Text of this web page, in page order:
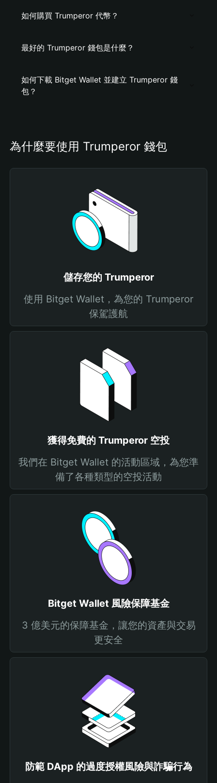
如何購買 Trumperor 代幣？
最好的 Trumperor 錢包是什麼？
如何下載 Bitget Wallet 並建立 Trumperor 錢
包？
為什麼要使用 Trumperor 錢包
儲存您的 Trumperor
使用 Bitget Wallet，為您的 Trumperor
保駕護航
獲得免費的 Trumperor 空投
我們在 Bitget Wallet 的活動區域，為您準
備了各種類型的空投活動
Bitget Wallet 風險保障基金
3 億美元的保障基金，讓您的資產與交易
更安全
防範 DApp 的過度授權風險與詐騙行為